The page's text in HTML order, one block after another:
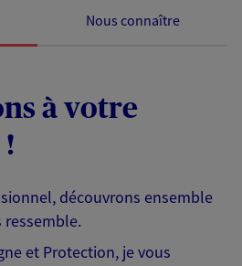
Nous connaître
à votre
découvrons ensemble
ressemble.
et Protection, je vous